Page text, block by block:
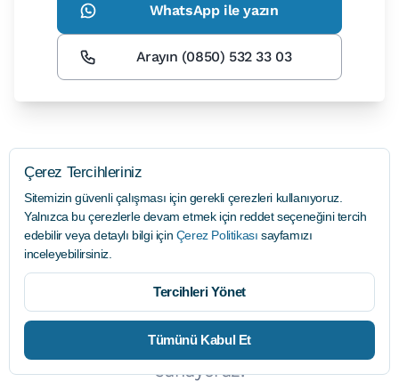
WhatsApp ile yazın
Arayın (0850) 532 33 03
NEDEN ONAT EĞITIM DENKLIK ILE
ÇALIŞMALISINIZ?
Güven, Hız ve Şeffaflık ile YÖK
Denklik Danışmanlığı
YÖK denklik danışmanlığıhizmetimizi
güven, hız ve şeffaflık prensipleriyle
sunuyoruz.
Çerez Tercihleriniz
Sitemizin güvenli çalışması için gerekli çerezleri kullanıyoruz.
Yalnızca bu çerezlerle devam etmek için reddetseçeneğini tercih
edebilir veya detaylı bilgi için Çerez Politikası sayfamızı
inceleyebilirsiniz.
Tercihleri Yönet
Tümünü Kabul Et